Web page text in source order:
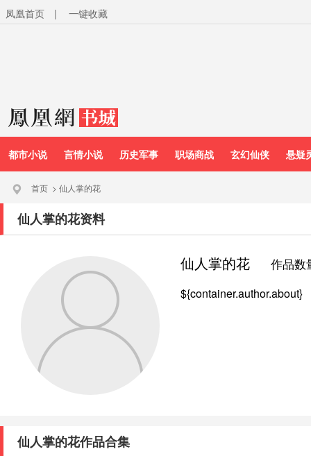
凤凰首页 | 一键收藏
都市小说 言情小说 历史军事 职场商战 玄幻仙侠 悬疑
首页 > 仙人掌的花
仙人掌的花资料
仙人掌的花 作品数
${container.author.about}
仙人掌的花作品合集